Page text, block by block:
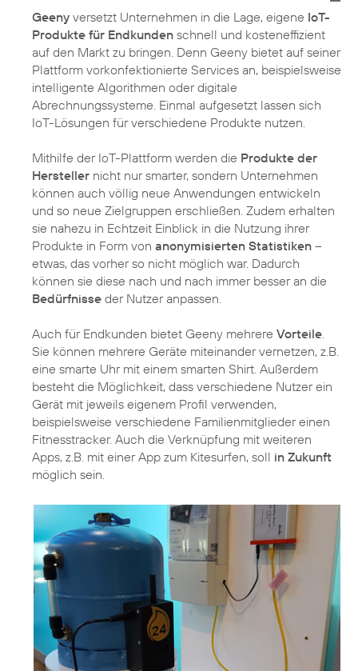
Geeny versetzt Unternehmen in die Lage, eigene IoT-
Produkte für Endkunden schnell und kosteneffizient
auf den Markt zu bringen. Denn Geeny bietet auf seiner
Plattform vorkonfektionierte Services an, beispielsweise
intelligente Algorithmen oder digitale
Abrechnungssysteme. Einmal aufgesetzt lassen sich
IoT-Lösungen für verschiedene Produkte nutzen.
Mithilfe der IoT-Plattform werden die Produkte der
Hersteller nicht nur smarter, sondern Unternehmen
können auch völlig neue Anwendungen entwickeln
und so neue Zielgruppen erschließen. Zudem erhalten
sie nahezu in Echtzeit Einblick in die Nutzung ihrer
Produkte in Form von anonymisierten Statistiken –
etwas, das vorher so nicht möglich war. Dadurch
können sie diese nach und nach immer besser an die
Bedürfnisse der Nutzer anpassen.
Auch für Endkunden bietet Geeny mehrere Vorteile.
Sie können mehrere Geräte miteinander vernetzen, z.B.
eine smarte Uhr mit einem smarten Shirt. Außerdem
besteht die Möglichkeit, dass verschiedene Nutzer ein
Gerät mit jeweils eigenem Profil verwenden,
beispielsweise verschiedene Familienmitglieder einen
Fitnesstracker. Auch die Verknüpfung mit weiteren
Apps, z.B. mit einer App zum Kitesurfen, soll in Zukunft
möglich sein.